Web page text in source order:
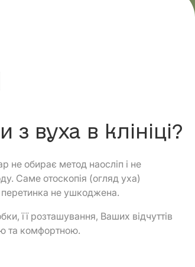
вуха в клініці?
не обирає метод наосліп і не
Саме отоскопія (огляд уха)
перетинка не ушкоджена.
її розташування, Ваших відчуттів
та комфортною.